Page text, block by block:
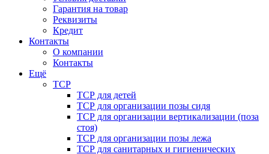
Гарантия на товар
Реквизиты
Кредит
Контакты
О компании
Контакты
Ещё
ТСР
ТСР для детей
ТСР для организации позы сидя
ТСР для организации вертикализации (поза
стоя)
ТСР для организации позы лежа
ТСР для санитарных и гигиенических